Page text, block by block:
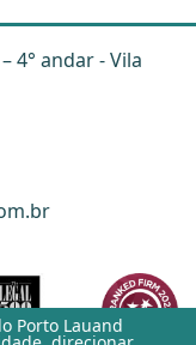
4° andar - Vila
Porto Lauand